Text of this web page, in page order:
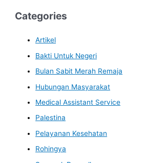
Categories
Artikel
Bakti Untuk Negeri
Bulan Sabit Merah Remaja
Hubungan Masyarakat
Medical Assistant Service
Palestina
Pelayanan Kesehatan
Rohingya